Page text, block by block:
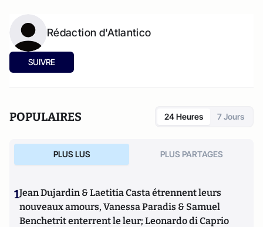
Rédaction d'Atlantico
SUIVRE
POPULAIRES 24 Heures 7 Jours
PLUS LUS PLUS PARTAGES
1Jean Dujardin & Laetitia Casta étrennent leurs
nouveaux amours, Vanessa Paradis & Samuel
Benchetrit enterrent le leur; Leonardo di Caprio